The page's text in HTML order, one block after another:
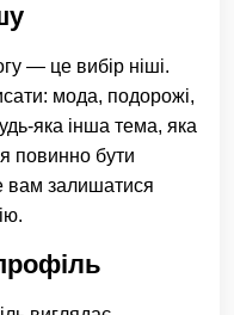
— це вибір ніші.
мода, подорожі,
яка інша тема, яка
повинно бути
вам залишатися